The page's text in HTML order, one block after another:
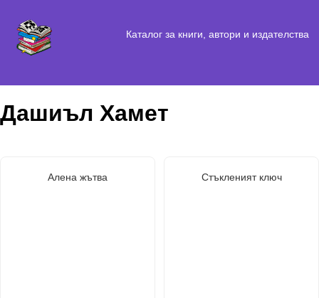
Каталог за книги, автори и издателства
Дашиъл Хамет
Алена жътва Стъкленият ключ